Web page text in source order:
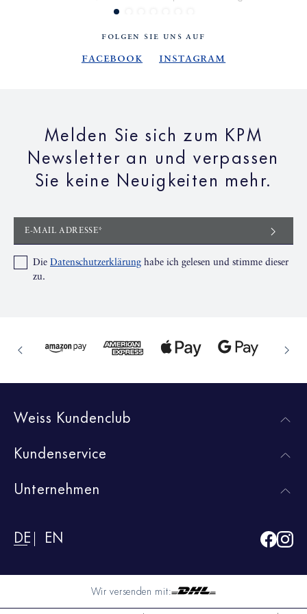
FOLGEN SIE UNS AUF
Facebook Instagram
Melden Sie sich zum KPM
Newsletter an und verpassen
Sie keine Neuigkeiten mehr.
E-MAIL ADRESSE*
Die Datenschutzerklärung habe ich gelesen und stimme dieser
zu.
Weiss Kundenclub
Kundenservice
Unternehmen
DE EN
Wir versenden mit: